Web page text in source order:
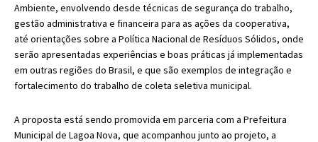
Ambiente, envolvendo desde técnicas de segurança do trabalho,
gestão administrativa e financeira para as ações da cooperativa,
até orientações sobre a Política Nacional de Resíduos Sólidos, onde
serão apresentadas experiências e boas práticas já implementadas
em outras regiões do Brasil, e que são exemplos de integração e
fortalecimento do trabalho de coleta seletiva municipal.
A proposta está sendo promovida em parceria com a Prefeitura
Municipal de Lagoa Nova, que acompanhou junto ao projeto, a